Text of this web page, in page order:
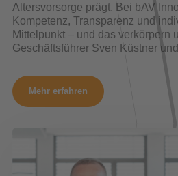
Altersvorsorge prägt. Bei bAV
Kompetenz, Transparenz und
Mittelpunkt – und das verkörpern
Geschäftsführer Sven Küstner
Mehr erfahren